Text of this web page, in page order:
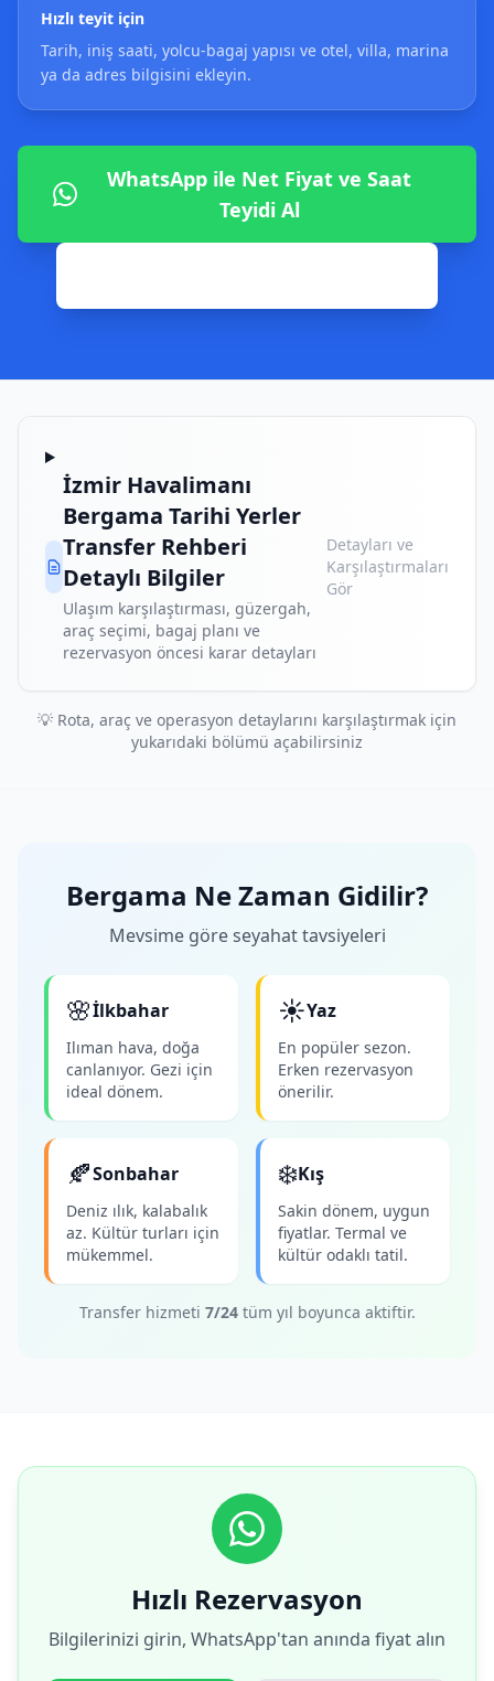
Hızlı teyit için
Tarih, iniş saati, yolcu-bagaj yapısı ve otel, villa, marina
ya da adres bilgisini ekleyin.
WhatsApp ile Net Fiyat ve Saat
Teyidi Al
İzmir Havalimanı
Bergama Tarihi Yerler
Transfer Rehberi
Detaylı Bilgiler
Ulaşım karşılaştırması, güzergah,
araç seçimi, bagaj planı ve
rezervasyon öncesi karar detayları
Detayları ve
Karşılaştırmaları
Gör
💡 Rota, araç ve operasyon detaylarını karşılaştırmak için
yukarıdaki bölümü açabilirsiniz
Bergama Ne Zaman Gidilir?
Mevsime göre seyahat tavsiyeleri
🌸İlkbahar
Ilıman hava, doğa
canlanıyor. Gezi için
ideal dönem.
☀️Yaz
En popüler sezon.
Erken rezervasyon
önerilir.
🍂Sonbahar
Deniz ılık, kalabalık
az. Kültür turları için
mükemmel.
❄️Kış
Sakin dönem, uygun
fiyatlar. Termal ve
kültür odaklı tatil.
Transfer hizmeti 7/24tüm yıl boyunca aktiftir.
Hızlı Rezervasyon
Bilgilerinizi girin, WhatsApp'tan anında fiyat alın